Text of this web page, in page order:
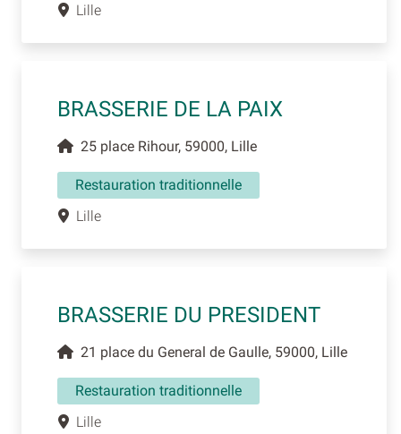
Lille
BRASSERIE DE LA PAIX
25 place Rihour, 59000, Lille
Restauration traditionnelle
Lille
BRASSERIE DU PRESIDENT
21 place du General de Gaulle, 59000, Lille
Restauration traditionnelle
Lille